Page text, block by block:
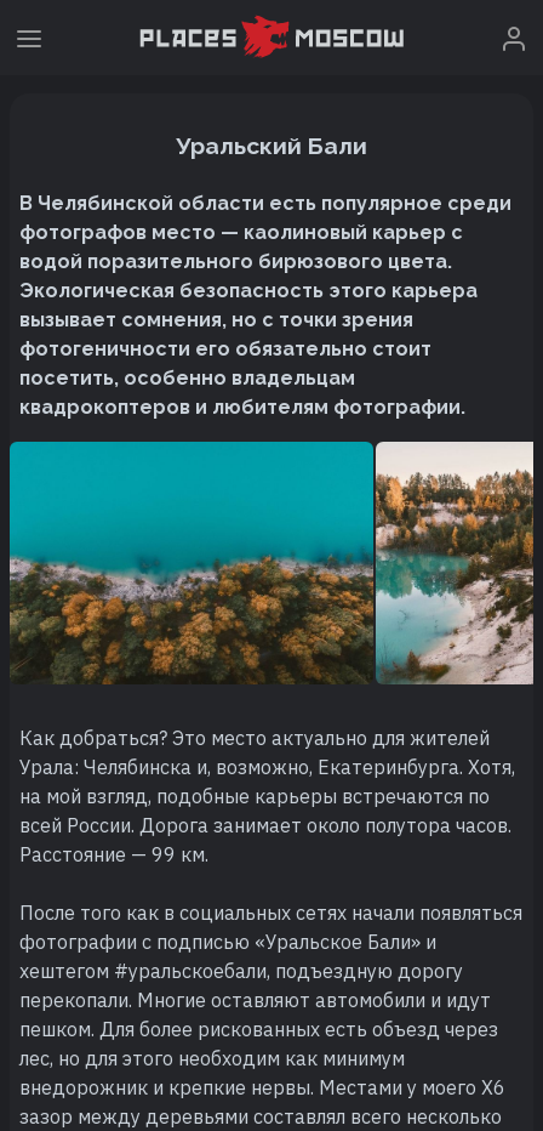
Уральский Бали
В Челябинской области есть популярное среди
фотографов место — каолиновый карьер с
водой поразительного бирюзового цвета.
Экологическая безопасность этого карьера
вызывает сомнения, но с точки зрения
фотогеничности его обязательно стоит
посетить, особенно владельцам
квадрокоптеров и любителям фотографии.
Как добраться? Это место актуально для жителей
Урала: Челябинска и, возможно, Екатеринбурга. Хотя,
на мой взгляд, подобные карьеры встречаются по
всей России. Дорога занимает около полутора часов.
Расстояние — 99 км.
После того как в социальных сетях начали появляться
фотографии с подписью «Уральское Бали» и
хештегом #уральскоебали, подъездную дорогу
перекопали. Многие оставляют автомобили и идут
пешком. Для более рискованных есть объезд через
лес, но для этого необходим как минимум
внедорожник и крепкие нервы. Местами у моего X6
зазор между деревьями составлял всего несколько